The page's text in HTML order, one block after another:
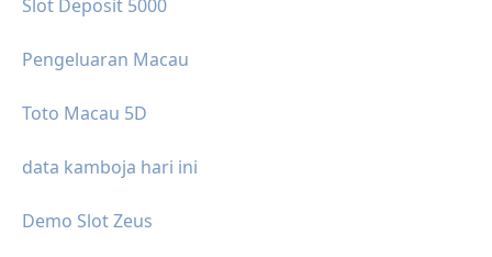
Slot Deposit 5000
Pengeluaran Macau
Toto Macau 5D
data kamboja hari ini
Demo Slot Zeus